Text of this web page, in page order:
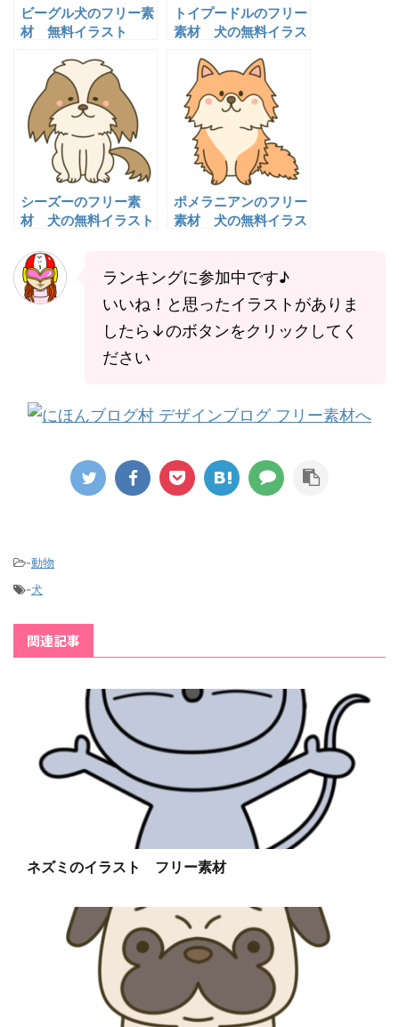
ビーグル犬のフリー素
材 無料イラスト
トイプードルのフリー
素材 犬の無料イラス
シーズーのフリー素
材 犬の無料イラスト
ポメラニアンのフリー
素材 犬の無料イラス
ランキングに参加中です♪
いいね！と思ったイラストがありま
したら↓のボタンをクリックしてく
ださい
-動物
-犬
関連記事
ネズミのイラスト フリー素材